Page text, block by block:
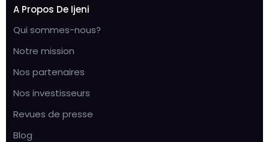
A Propos De Ijeni
Qui sommes-nous?
Notre mission
Nos partenaires
Nos investisseurs
Revues de presse
Blog